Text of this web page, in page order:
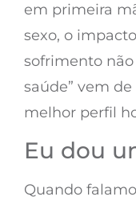
em primeira
sexo, o
sofrimento não
saúde” vem
melhor perfil
Eu dou
Quando